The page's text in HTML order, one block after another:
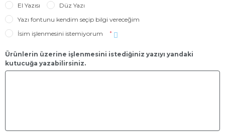
El Yazısı
Düz Yazı
Yazı fontunu kendim seçip bilgi vereceğim
İsim işlenmesini istemiyorum
*
Ürünlerin üzerine işlenmesini istediğiniz yazıyı yandaki
kutucuğa yazabilirsiniz.